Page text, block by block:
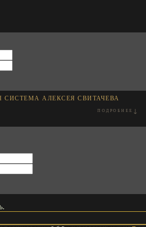
СИСТЕМА АЛЕКСЕЯ СВИТАЧЕВА
ПОДРОБНЕЕ ↓
О СИСТЕМЕ ПОДХОД